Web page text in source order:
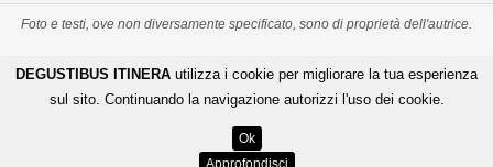
Foto e testi, ove non diversamente specificato, sono di proprietà dell'autrice.
PRIVACY POLICY-CREDITS -MAPPA DEL SITO
De Gustibus Itinera - Copyright © All Rights Reserved
ENGINEERING BY
DEGUSTIBUS ITINERA utilizza i cookie per migliorare la tua esperienza
sul sito. Continuando la navigazione autorizzi l'uso dei cookie.
Ok
Approfondisci